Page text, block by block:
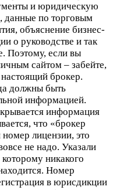
и юридическую
данные по торговым
объяснение бизнес-
о руководстве и так
Поэтому, если вы
сайтом – забейте,
брокер.
должны быть
информацией.
информация
что «брокер
лицензии, это
не надо. Указали
никакого
Номер
в юрисдикции